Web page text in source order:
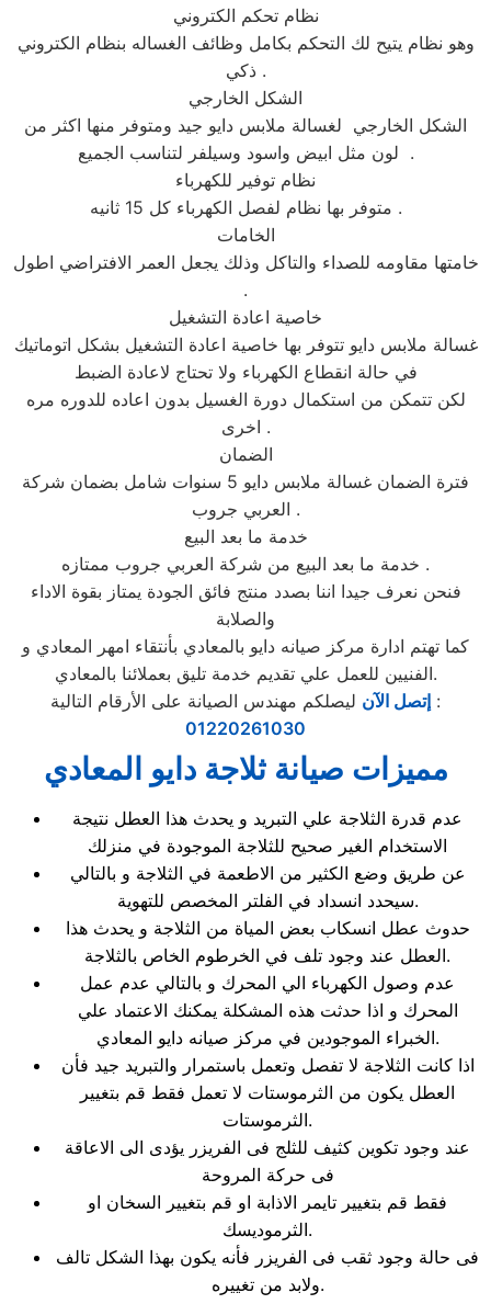
نظام تحكم الكتروني
وهو نظام يتيح لك التحكم بكامل وظائف الغساله بنظام الكتروني
ذكي .
الشكل الخارجي
الشكل الخارجي لغسالة ملابس دايو جيد ومتوفر منها اكثر من
لون مثل ابيض واسود وسيلفر لتناسب الجميع .
نظام توفير للكهرباء
متوفر بها نظام لفصل الكهرباء كل 15 ثانيه .
الخامات
خامتها مقاومه للصداء والتاكل وذلك يجعل العمر الافتراضي اطول
.
خاصية اعادة التشغيل
غسالة ملابس دايو تتوفر بها خاصية اعادة التشغيل بشكل اتوماتيك
في حالة انقطاع الكهرباء ولا تحتاج لاعادة الضبط
لكن تتمكن من استكمال دورة الغسيل بدون اعاده للدوره مره
اخرى .
الضمان
فترة الضمان غسالة ملابس دايو 5 سنوات شامل بضمان شركة
العربي جروب .
خدمة ما بعد البيع
خدمة ما بعد البيع من شركة العربي جروب ممتازه .
فنحن نعرف جيدا اننا بصدد منتج فائق الجودة يمتاز بقوة الاداء
والصلابة
كما تهتم ادارة مركز صيانه دايو بالمعادي بأنتقاء امهر المعادي و
الفنيين للعمل علي تقديم خدمة تليق بعملائنا بالمعادي.
إتصل الآن ليصلكم مهندس الصيانة على الأرقام التالية :
01220261030
مميزات صيانة ثلاجة دايو المعادي
عدم قدرة الثلاجة علي التبريد و يحدث هذا العطل نتيجة
الاستخدام الغير صحيح للثلاجة الموجودة في منزلك
عن طريق وضع الكثير من الاطعمة في الثلاجة و بالتالي
سيحدد انسداد في الفلتر المخصص للتهوية.
حدوث عطل انسكاب بعض المياة من الثلاجة و يحدث هذا
العطل عند وجود تلف في الخرطوم الخاص بالثلاجة.
عدم وصول الكهرباء الي المحرك و بالتالي عدم عمل
المحرك و اذا حدثت هذه المشكلة يمكنك الاعتماد علي
الخبراء الموجودين في مركز صيانه دايو المعادي.
اذا كانت الثلاجة لا تفصل وتعمل باستمرار والتبريد جيد فأن
العطل يكون من الثرموستات لا تعمل فقط قم بتغيير
الثرموستات.
عند وجود تكوين كثيف للثلج فى الفريزر يؤدى الى الاعاقة
فى حركة المروحة
فقط قم بتغيير تايمر الاذابة او قم بتغيير السخان او
الثرموديسك.
فى حالة وجود ثقب فى الفريزر فأنه يكون بهذا الشكل تالف
ولابد من تغييره.